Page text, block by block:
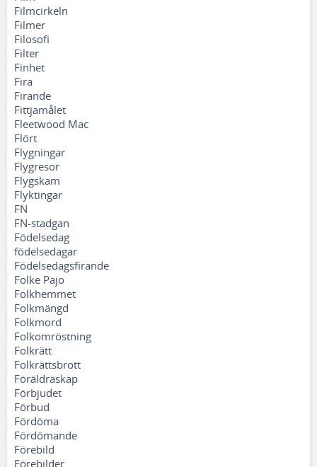
Filmcirkeln
Filmer
Filosofi
Filter
Finhet
Fira
Firande
Fittjamålet
Fleetwood Mac
Flört
Flygningar
Flygresor
Flygskam
Flyktingar
FN
FN-stadgan
Födelsedag
födelsedagar
Födelsedagsfirande
Folke Pajo
Folkhemmet
Folkmängd
Folkmord
Folkomröstning
Folkrätt
Folkrättsbrott
Föräldraskap
Förbjudet
Förbud
Fördöma
Fördömande
Förebild
Förebilder